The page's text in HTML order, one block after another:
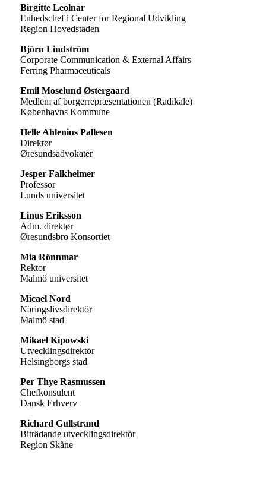
Birgitte Leolnar
Enhedschef i Center for Regional Udvikling
Region Hovedstaden
Björn Lindström
Corporate Communication & External Affairs
Ferring Pharmaceuticals
Emil Moselund Østergaard
Medlem af borgerrepræsentationen (Radikale)
Københavns Kommune
Helle Ahlenius Pallesen
Direktør
Øresundsadvokater
Jesper Falkheimer
Professor
Lunds universitet
Linus Eriksson
Adm. direktør
Øresundsbro Konsortiet
Mia Rönnmar
Rektor
Malmö universitet
Micael Nord
Näringslivsdirektör
Malmö stad
Mikael Kipowski
Utvecklingsdirektör
Helsingborgs stad
Per Thye Rasmussen
Chefkonsulent
Dansk Erhverv
Richard Gullstrand
Biträdande utvecklingsdirektör
Region Skåne